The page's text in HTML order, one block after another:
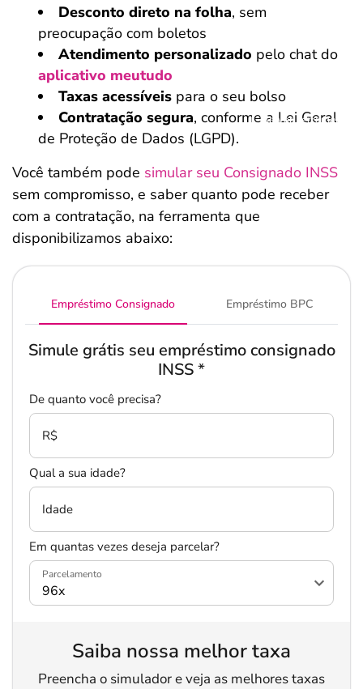
Desconto direto na folha, sem
preocupação com boletos
Atendimento personalizado pelo chat do
aplicativo meutudo
Taxas acessíveis para o seu bolso
Contratação segura, conforme a Lei Geral
de Proteção de Dados (LGPD).
Você também pode simular seu Consignado INSS
sem compromisso, e saber quanto pode receber
com a contratação, na ferramenta que
disponibilizamos abaixo:
Salvar Ferramenta
Empréstimo Consignado Empréstimo BPC
Simule grátis seu empréstimo consignado
INSS*
De quanto você precisa?
R$
Qual a sua idade?
Idade
Em quantas vezes deseja parcelar?
Parcelamento
Saiba nossa melhor taxa
Preencha o simulador e veja as melhores taxas